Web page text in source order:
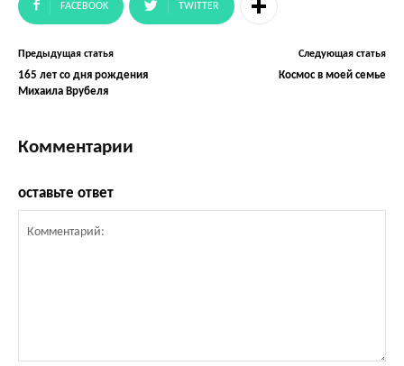
FACEBOOK TWITTER
Предыдущая статья
165 лет со дня рождения
Михаила Врубеля
Следующая статья
Космос в моей семье
Комментарии
оставьте ответ